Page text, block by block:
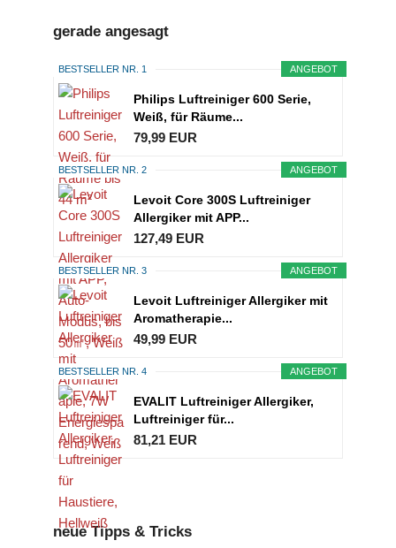
gerade angesagt
ANGEBOT
BESTSELLER NR. 1
Philips Luftreiniger 600 Serie,
Weiß, für Räume...
79,99 EUR
ANGEBOT
BESTSELLER NR. 2
Levoit Core 300S Luftreiniger
Allergiker mit APP...
127,49 EUR
ANGEBOT
BESTSELLER NR. 3
Levoit Luftreiniger Allergiker mit
Aromatherapie...
49,99 EUR
ANGEBOT
BESTSELLER NR. 4
EVALIT Luftreiniger Allergiker,
Luftreiniger für...
81,21 EUR
neue Tipps & Tricks